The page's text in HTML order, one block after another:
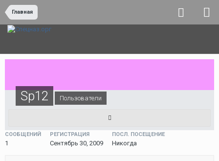
Главная
Sp12 Пользователи
СООБЩЕНИЙ
1
РЕГИСТРАЦИЯ
Сентябрь 30, 2009
ПОСЛ. ПОСЕЩЕНИЕ
Никогда